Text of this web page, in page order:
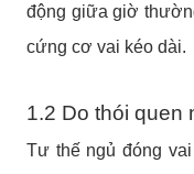
động giữa giờ
cứng cơ vai kéo dài.
1.2 Do thói quen
Tư thế ngủ đóng